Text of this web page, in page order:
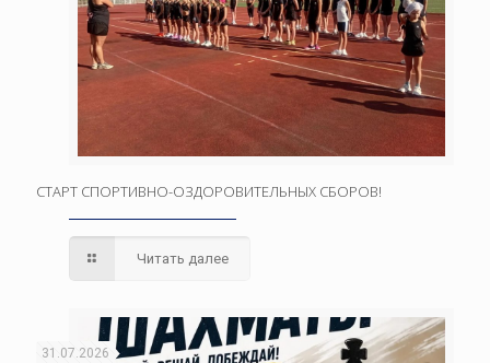
СТАРТ СПОРТИВНО-ОЗДОРОВИТЕЛЬНЫХ СБОРОВ!
Читать далее
31.07.2026